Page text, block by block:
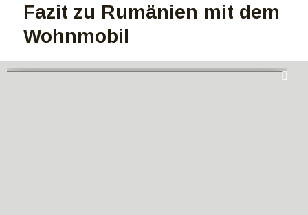
Fazit zu Rumänien mit dem
Wohnmobil
Uns hat es super gut gefallen. Besonders die